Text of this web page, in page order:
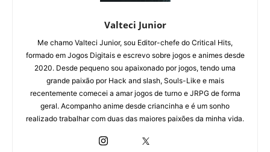
Valteci Junior
Me chamo Valteci Junior, sou Editor-chefe do Critical Hits,
formado em Jogos Digitais e escrevo sobre jogos e animes desde
2020. Desde pequeno sou apaixonado por jogos, tendo uma
grande paixão por Hack and slash, Souls-Like e mais
recentemente comecei a amar jogos de turno e JRPG de forma
geral. Acompanho anime desde criancinha e é um sonho
realizado trabalhar com duas das maiores paixões da minha vida.